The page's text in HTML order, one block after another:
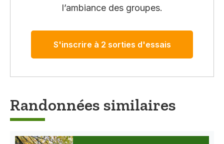
l’ambiance des groupes.
S'inscrire à 2 sorties d'essais
Randonnées similaires